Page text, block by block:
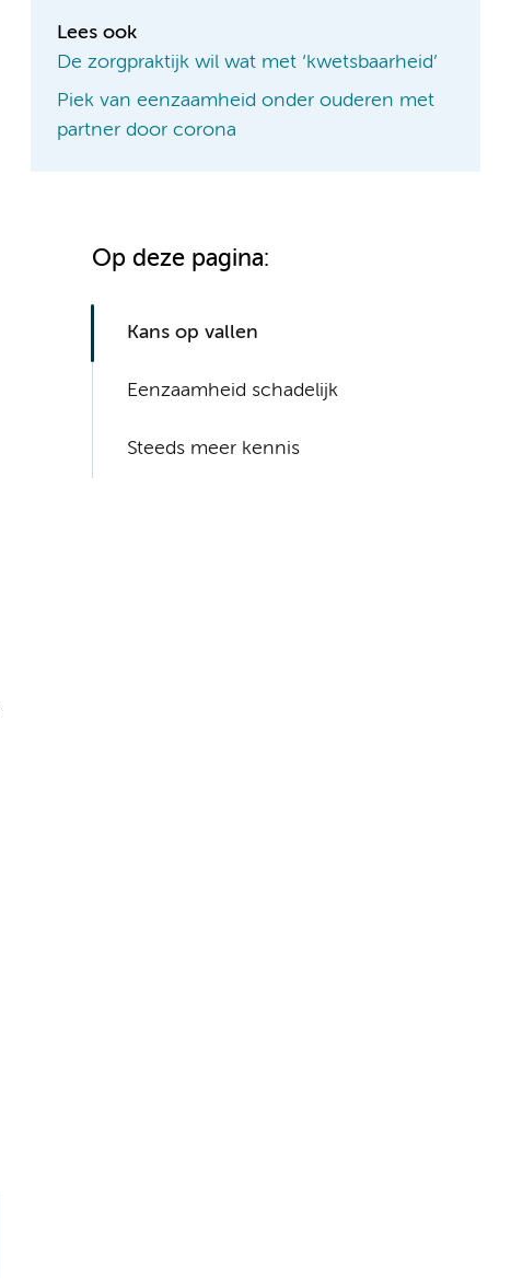
Lees ook
De zorgpraktijk wil wat met ‘kwetsbaarheid’
Piek van eenzaamheid onder ouderen met
partner door corona
Op deze pagina:
Kans op vallen
Eenzaamheid schadelijk
Steeds meer kennis